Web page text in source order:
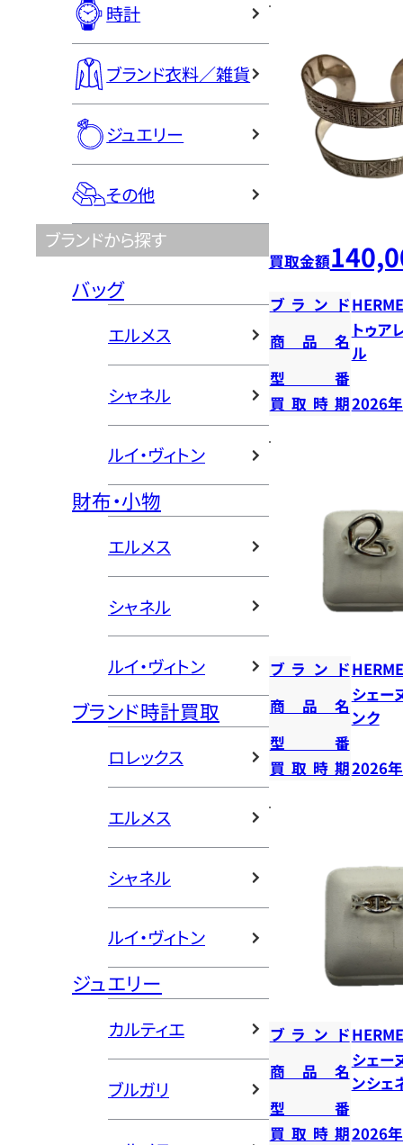
時計
ブランド衣料／雑貨
ジュエリー
その他
ブランドから探す
バッグ
エルメス
シャネル
ルイ・ヴィトン
財布・小物
エルメス
シャネル
ルイ・ヴィトン
ブランド時計買取
ロレックス
エルメス
シャネル
ルイ・ヴィトン
ジュエリー
カルティエ
ブルガリ
買取金額
ブランド
商品名
トゥ
ル
型番
買取時期2026
ブランド
商品名
シェー
ンク
型番
買取時期2026
ブランド
商品名
シェー
ンシェ
型番
買取時期2026